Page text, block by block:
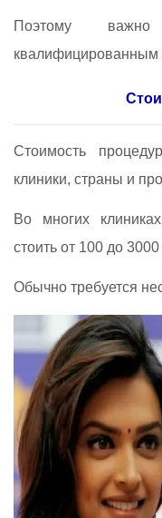
Поэтому
квалифицированным
Стоимость
клиники, страны и
Во многих
стоить от 100 до
Обычно требуется